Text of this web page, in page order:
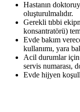
Hastanın
oluşturulmalıdır.
Gerekli tıbbi
konsantratörü)
Evde bakım
kullanımı, yara
Acil durumlar için
servis numarası,
Evde hijyen